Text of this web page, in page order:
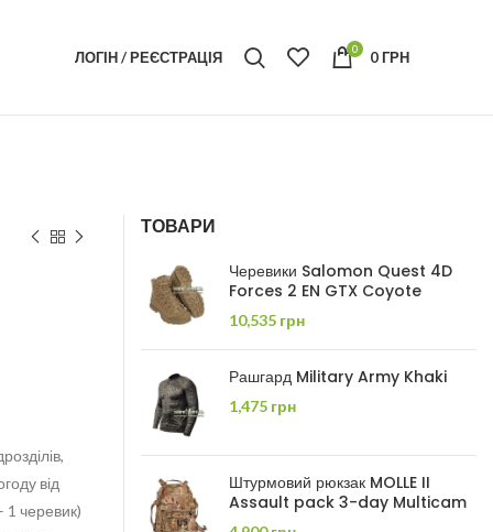
ЛОГІН / РЕЄСТРАЦІЯ 0 0ГРН
від
1 черевик)
ТОВАРИ
Черевики Salomon Quest 4D
Forces 2 EN GTX Coyote
10,535 грн
Рашгард Military Army Khaki
1,475 грн
Штурмовий рюкзак MOLLE II
Assault pack 3-day Multicam